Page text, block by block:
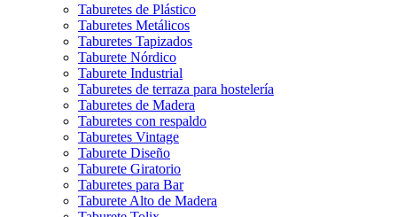
Taburetes de Plástico
Taburetes Metálicos
Taburetes Tapizados
Taburete Nórdico
Taburete Industrial
Taburetes de terraza para hostelería
Taburetes de Madera
Taburetes con respaldo
Taburetes Vintage
Taburete Diseño
Taburete Giratorio
Taburetes para Bar
Taburete Alto de Madera